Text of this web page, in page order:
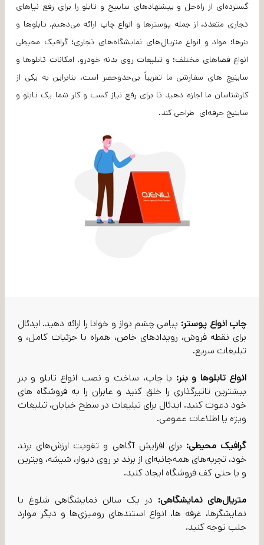
گسترده‌ای از راه‌حل و پیشنهادهای ساینیج و تابلو را برای رفع نیا‌های
تجاری متعدد، از جمله پوسترها و انواع چاپ ارائه می‌دهیم. تابلوها و
بنرها؛ مواد و انواع متریال‌های نمایشگاه‌های تجاری؛ گرافیک محیطی
انواع فضاهای مختلف؛ و تبلیغات روی بدنه خودرو. امکانات تابلوها و
ساینیج های سفارشی ما تقریباً بی‌حد‌و‌حصر است، بنابراین به یکی از
کارشناسان ما اجازه دهید تا برای رفع نیاز کسب و کار شما یک تابلو و
ساینیج حرفه‌ای طراحی کند.
چاپ انواع پوستر: پیامی چشم نواز و خوانا را ارائه دهید. ایدئال
برای نقطه فروش، رویدادهای خاص، همراه با جزئیات کامل، و
تبلیغات سریع.
انواع تابلوها و بنر: با چاپ، ساخت و نصب انواع تابلو و بنر
بیشترین تاثیرگذاری را خلق کنید و عابران را به فروشگاه های
خود دعوت کنید. ایدئال برای تبلیغات در سطح خیابان، تبلیغات
ویژه یا اطلاعات عمومی.
گرافیک محیطی: برای افزایش آگاهی و تقویت ارزش‌های برند
خود، تجربه‌های همه‌جانبه‌ای از برند بر روی دیوار، شیشه، ویترین
و یا حتی کف فروشگاه ایجاد کنید.
متریال‌های نمایشگاهی: در یک سالن نمایشگاهی شلوغ با
نمایشگرها، غرفه ها، انواع استندهای رومیزی‌ها و دیگر موارد
جلب توجه کنید.